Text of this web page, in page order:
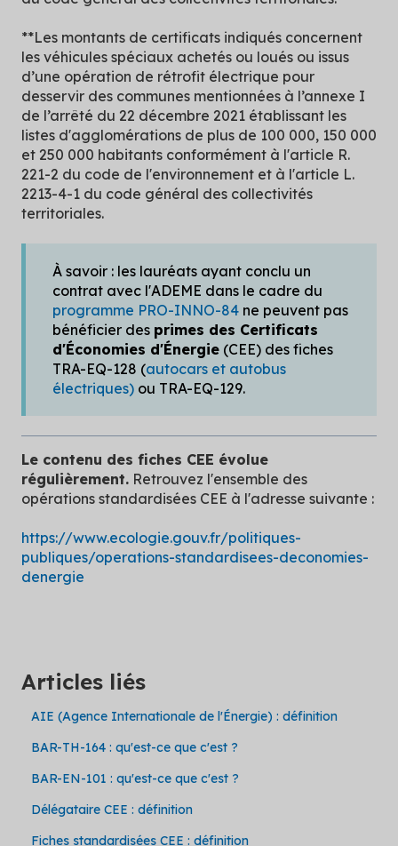
**Les montants de certificats indiqués concernent
les véhicules spéciaux achetés ou loués ou issus
d’une opération de rétrofit électrique pour
desservir des communes mentionnées à l’annexe I
de l’arrêté du 22 décembre 2021 établissant les
listes d'agglomérations de plus de 100 000, 150 000
et 250 000 habitants conformément à l'article R.
221-2 du code de l'environnement et à l'article L.
2213-4-1 du code général des collectivités
territoriales.
À savoir : les lauréats ayant conclu un
contrat avec l'ADEME dans le cadre du
programme PRO-INNO-84 ne peuvent pas
bénéficier des primes des Certificats
d'Économies d'Énergie (CEE) des fiches
TRA-EQ-128 (autocars et autobus
électriques) ou TRA-EQ-129.
Le contenu des fiches CEE évolue
régulièrement. Retrouvez l'ensemble des
opérations standardisées CEE à l'adresse suivante :
https://www.ecologie.gouv.fr/politiques-
publiques/operations-standardisees-deconomies-
denergie
Articles liés
AIE (Agence Internationale de l'Énergie) : définition
BAR-TH-164 : qu'est-ce que c'est ?
BAR-EN-101 : qu'est-ce que c'est ?
Délégataire CEE : définition
Fiches standardisées CEE : définition